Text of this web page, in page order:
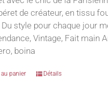
de créateur, en tissu
style pour chaque jour
Vintage, Fait
boina
panier Détails